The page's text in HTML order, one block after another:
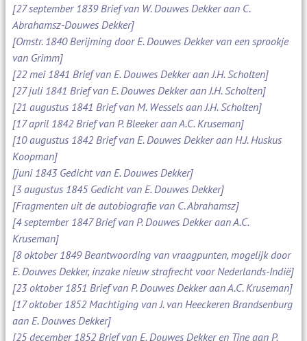
[27 september 1839 Brief van W. Douwes Dekker aan C.
Abrahamsz-Douwes Dekker]
[Omstr. 1840 Berijming door E. Douwes Dekker van een sprookje
van Grimm]
[22 mei 1841 Brief van E. Douwes Dekker aan J.H. Scholten]
[27 juli 1841 Brief van E. Douwes Dekker aan J.H. Scholten]
[21 augustus 1841 Brief van M. Wessels aan J.H. Scholten]
[17 april 1842 Brief van P. Bleeker aan A.C. Kruseman]
[10 augustus 1842 Brief van E. Douwes Dekker aan H.J. Huskus
Koopman]
[juni 1843 Gedicht van E. Douwes Dekker]
[3 augustus 1845 Gedicht van E. Douwes Dekker]
[Fragmenten uit de autobiografie van C. Abrahamsz]
[4 september 1847 Brief van P. Douwes Dekker aan A.C.
Kruseman]
[8 oktober 1849 Beantwoording van vraagpunten, mogelijk door
E. Douwes Dekker, inzake nieuw strafrecht voor Nederlands-Indië]
[23 oktober 1851 Brief van P. Douwes Dekker aan A.C. Kruseman]
[17 oktober 1852 Machtiging van J. van Heeckeren Brandsenburg
aan E. Douwes Dekker]
[25 december 1852 Brief van E. Douwes Dekker en Tine aan P.